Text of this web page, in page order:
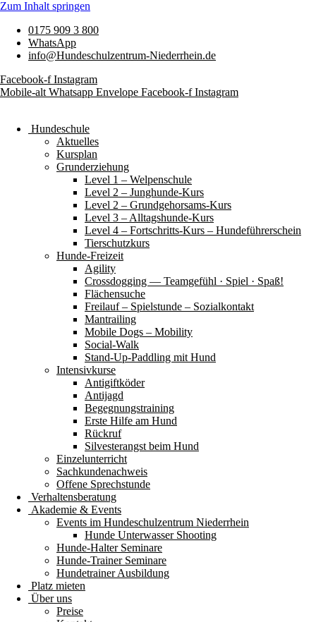
Zum Inhalt springen
0175 909 3 800
WhatsApp
info@Hundeschulzentrum-Niederrhein.de
Facebook-f Instagram
Mobile-alt Whatsapp Envelope Facebook-f Instagram
Hundeschule
Aktuelles
Kursplan
Grunderziehung
Level 1 – Welpenschule
Level 2 – Junghunde-Kurs
Level 2 – Grundgehorsams-Kurs
Level 3 – Alltagshunde-Kurs
Level 4 – Fortschritts-Kurs – Hundeführerschein
Tierschutzkurs
Hunde-Freizeit
Agility
Crossdogging — Teamgefühl · Spiel · Spaß!
Flächensuche
Freilauf – Spielstunde – Sozialkontakt
Mantrailing
Mobile Dogs – Mobility
Social-Walk
Stand-Up-Paddling mit Hund
Intensivkurse
Antigiftköder
Antijagd
Begegnungstraining
Erste Hilfe am Hund
Rückruf
Silvesterangst beim Hund
Einzelunterricht
Sachkundenachweis
Offene Sprechstunde
Verhaltensberatung
Akademie & Events
Events im Hundeschulzentrum Niederrhein
Hunde Unterwasser Shooting
Hunde-Halter Seminare
Hunde-Trainer Seminare
Hundetrainer Ausbildung
Platz mieten
Über uns
Preise